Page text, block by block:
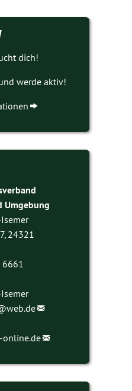
dich!
werde aktiv!
Umgebung
24321
6661
web.de
online.de